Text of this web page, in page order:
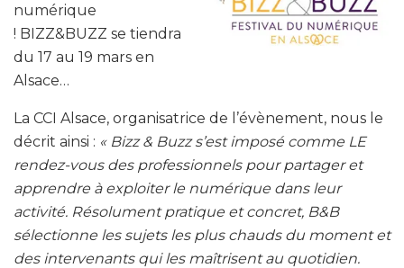
numérique
! BIZZ&BUZZ se tiendra
du 17 au 19 mars en
Alsace…
La CCI Alsace, organisatrice de l’évènement, nous le
décrit ainsi : « Bizz & Buzz s’est imposé comme LE
rendez-vous des professionnels pour partager et
apprendre à exploiter le numérique dans leur
activité. Résolument pratique et concret, B&B
sélectionne les sujets les plus chauds du moment et
des intervenants qui les maîtrisentau quotidien.